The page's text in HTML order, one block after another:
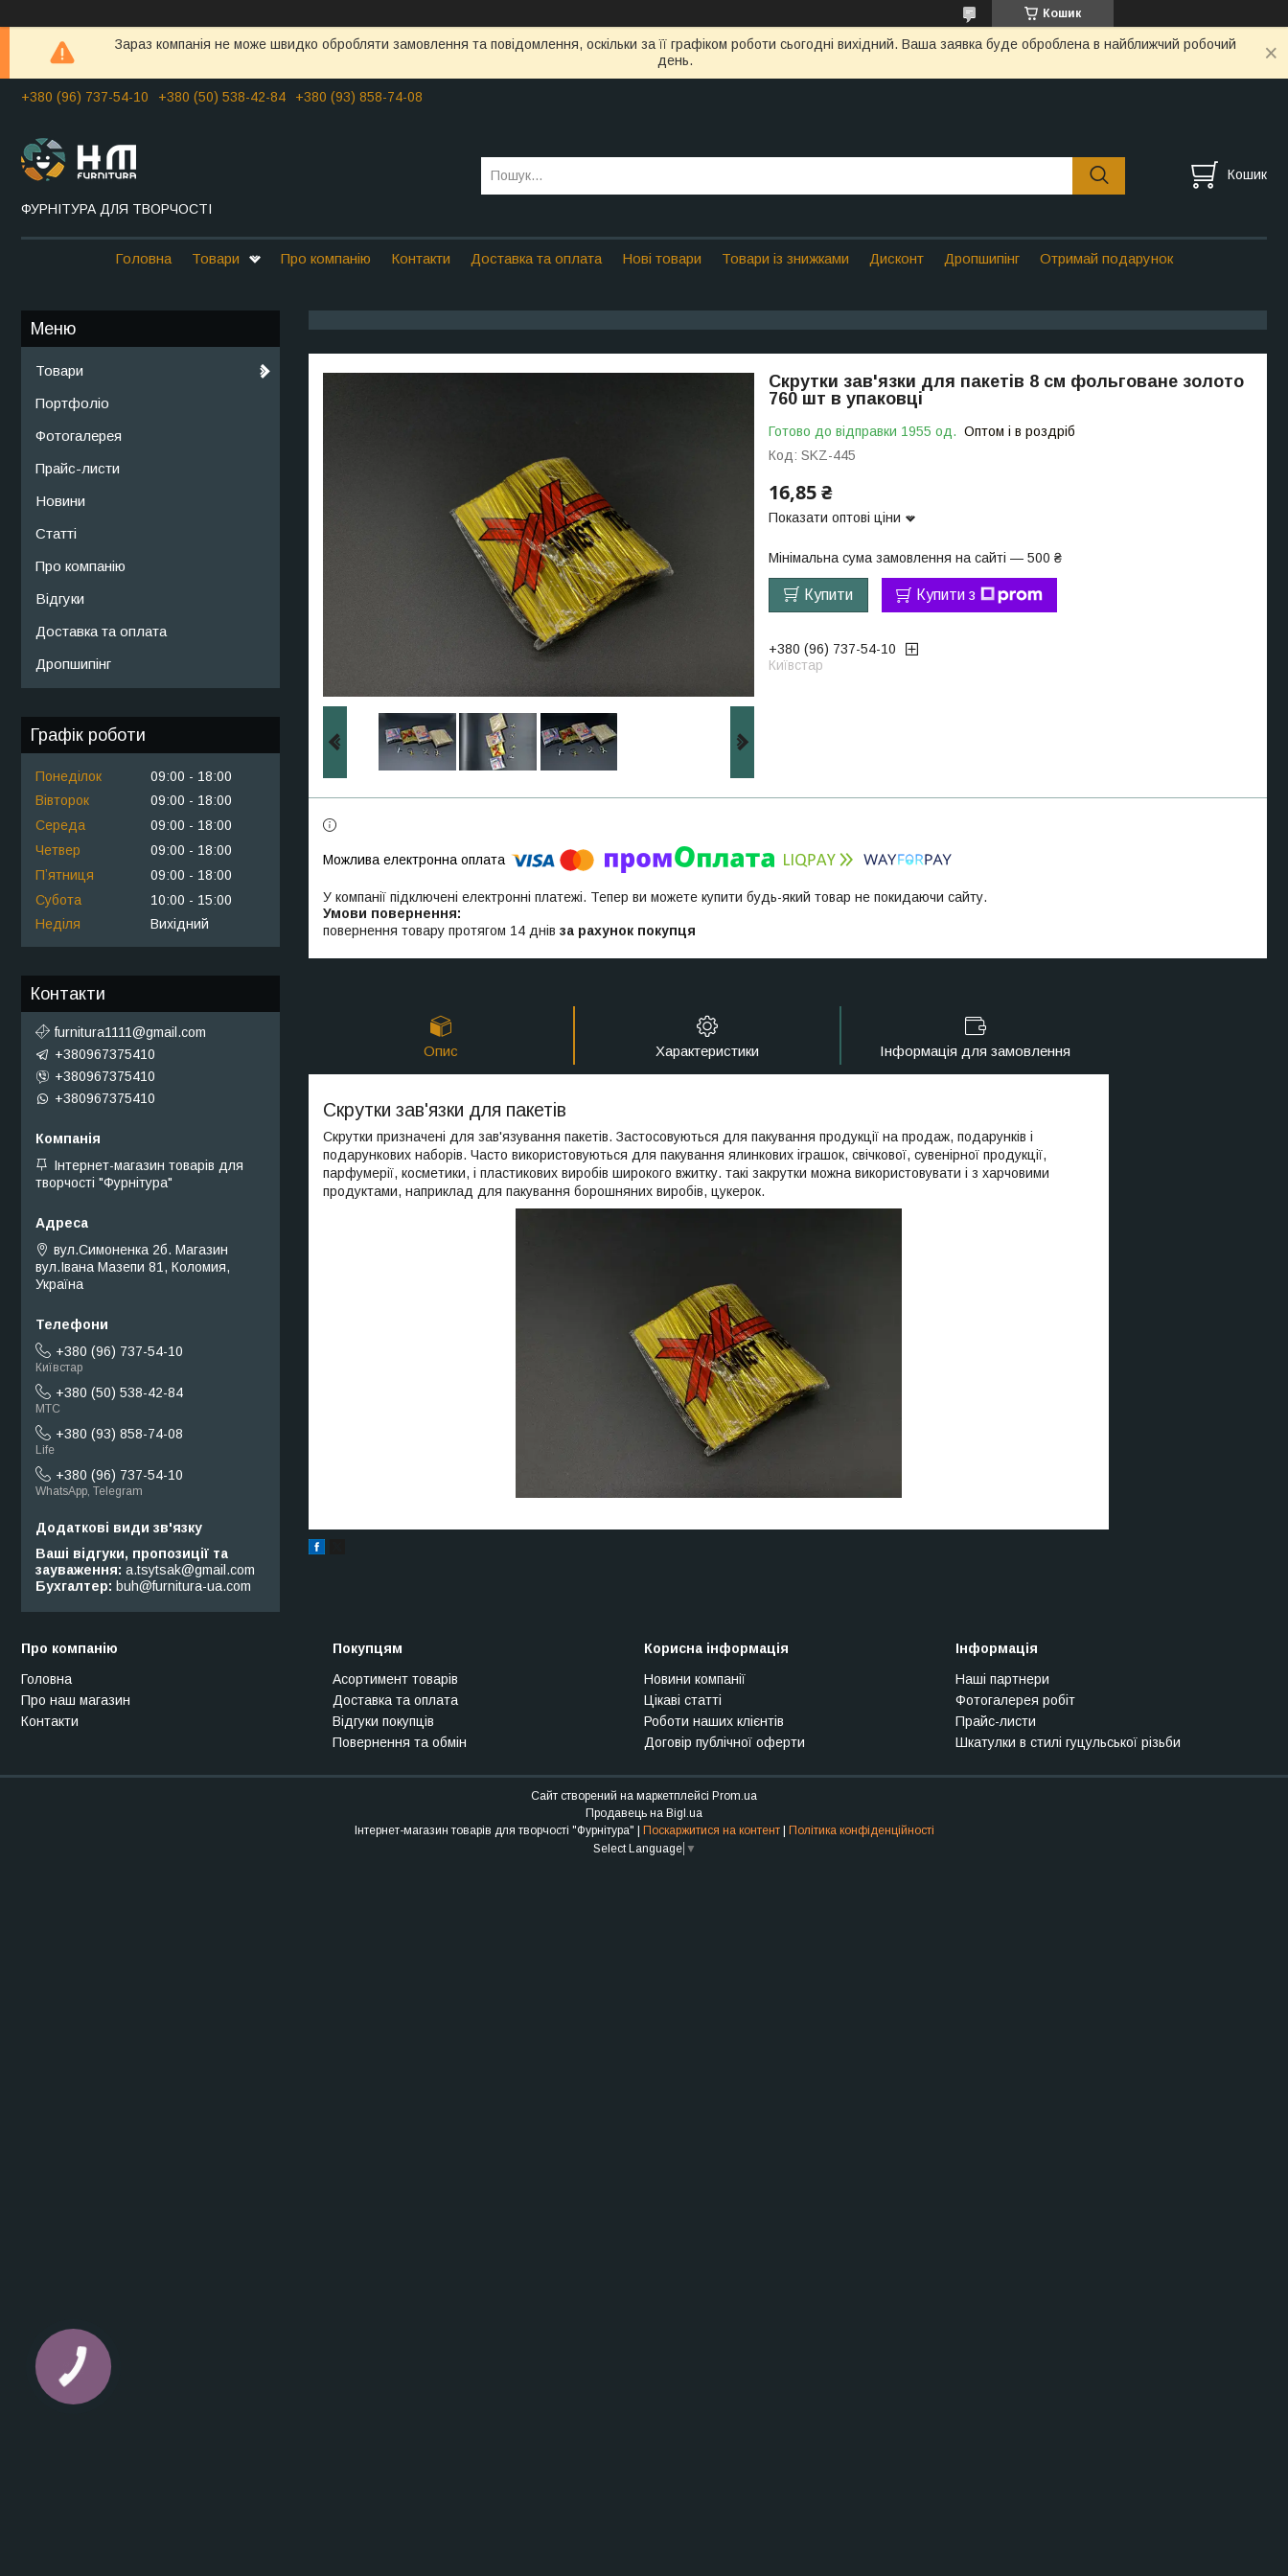
Кошик
Зараз компанія не може швидко обробляти замовлення та повідомлення, оскільки за її графіком роботи сьогодні вихідний. Ваша заявка буде оброблена в найближчий робочий
день.
+380 (96) 737-54-10 +380 (50) 538-42-84 +380 (93) 858-74-08
ФУРНІТУРА ДЛЯ ТВОРЧОСТІ
Кошик
Головна Товари Про компанію Контакти Доставка та оплата Нові товари Товари із знижками Дисконт Дропшипінг Отримай подарунок
Скрутки зав'язки для пакетів 8 см фольговане золото
760 шт в упаковці
Готово до відправки 1955 од. Оптом і в роздріб
Код: SKZ-445
16,85 ₴
Показати оптові ціни
Мінімальна сума замовлення на сайті — 500 ₴
Купити Купити з
+380 (96) 737-54-10
Київстар
У компанії підключені електронні платежі. Тепер ви можете купити будь-який товар не покидаючи сайту.
повернення товару протягом 14 днів за рахунок покупця
Опис Характеристики Інформація для замовлення
Скрутки зав'язки для пакетів
Скрутки призначені для зав'язування пакетів. Застосовуються для пакування продукції на продаж, подарунків і
подарункових наборів. Часто використовуються для пакування ялинкових іграшок, свічкової, сувенірної продукції,
парфумерії, косметики, і пластикових виробів широкого вжитку. такі закрутки можна використовувати і з харчовими
продуктами, наприклад для пакування борошняних виробів, цукерок.
Товари
Портфоліо
Фотогалерея
Прайс-листи
Новини
Статті
Про компанію
Відгуки
Доставка та оплата
Дропшипінг
Графік роботи
Понеділок 09:00
18:00
Вівторок
09:00
18:00
Середа
09:00
18:00
Четвер
09:00
18:00
Пʼятниця
09:00
18:00
Субота
10:00
15:00
Неділя
Вихідний
Контакти
furnitura1111@gmail.com
+380967375410
+380967375410
+380967375410
Інтернет-магазин товарів для
творчості "Фурнітура"
вул.Симоненка 2б. Магазин
вул.Івана Мазепи 81, Коломия,
Україна
+380 (96) 737-54-10
Київстар
+380 (50) 538-42-84
МТС
+380 (93) 858-74-08
Life
+380 (96) 737-54-10
WhatsApp, Telegram
Ваші відгуки, пропозиції та
зауваження a.tsytsak@gmail.com
Бухгалтер
buh@furnitura-ua.com
Про компанію
Головна
Про наш магазин
Контакти
Покупцям
Асортимент товарів
Доставка та оплата
Відгуки покупців
Повернення та обмін
Корисна інформація
Новини компанії
Цікаві статті
Роботи наших клієнтів
Договір публічної оферти
Інформація
Наші партнери
Фотогалерея робіт
Прайс-листи
Шкатулки в стилі гуцульської різьби
Сайт створений на маркетплейсі Prom.ua
Продавець на Bigl.ua
Інтернет-магазин товарів для творчості "Фурнітура" | Поскаржитися на контент | Політика конфіденційності
Select Language ▼